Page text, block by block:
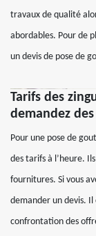
travaux de qualité
abordables. Pour de
un devis de pose de
Tarifs des
demandez
Pour une pose de
des tarifs à l’heure.
fournitures. Si vous
demander un devis. Il
confrontation des